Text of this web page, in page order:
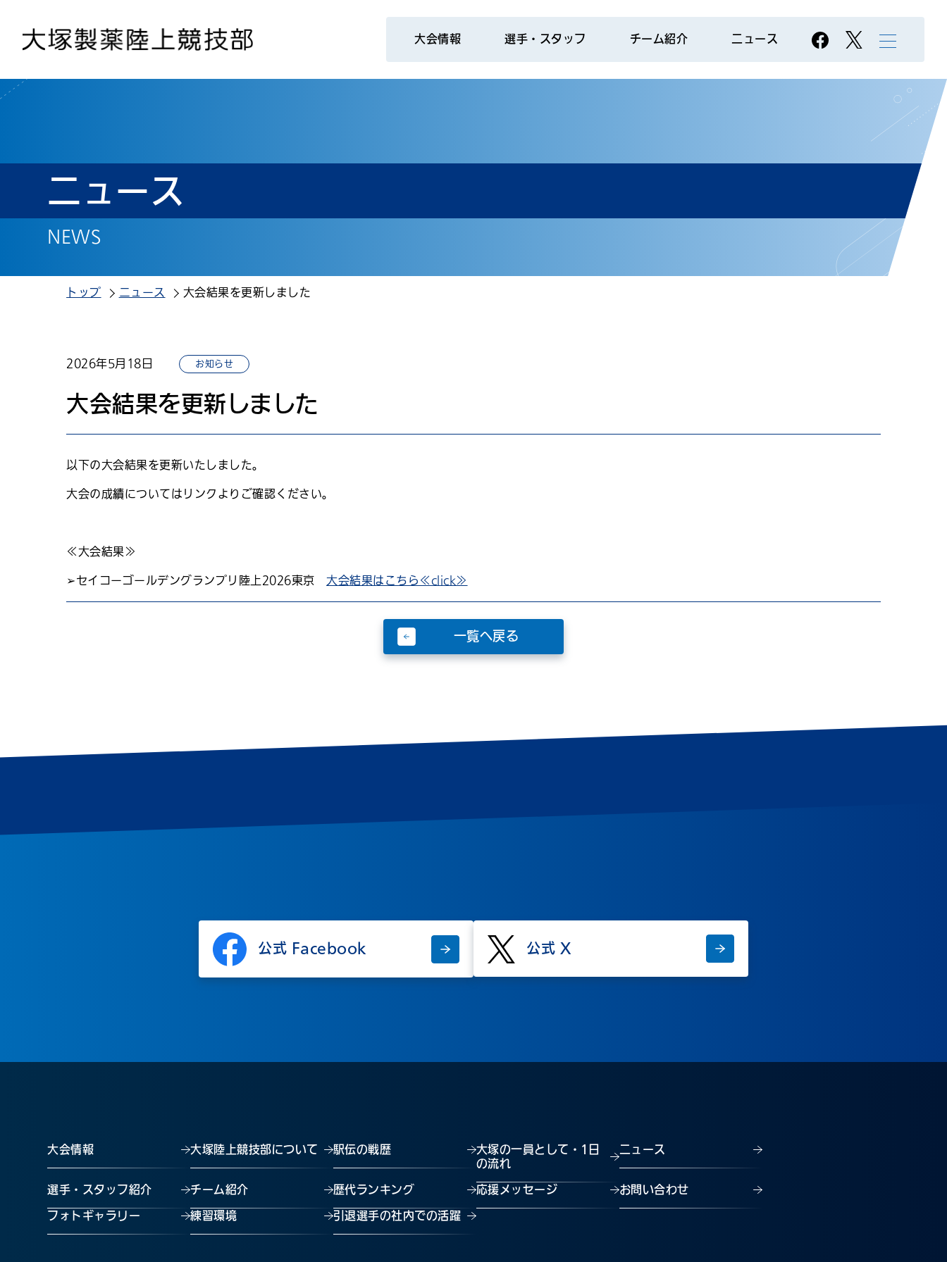
大会情報 選手・スタッフ チーム紹介 ニュース
ニュース
NEWS
トップ ニュース 大会結果を更新しました
2026年5月18日 お知らせ
大会結果を更新しました
以下の大会結果を更新いたしました。
大会の成績についてはリンクよりご確認ください。
≪大会結果≫
➢セイコーゴールデングランプリ陸上2026東京大会結果はこちら≪click≫
一覧へ戻る
公式 Facebook 公式 X
大会情報 大塚陸上競技部について 駅伝の戦歴
大塚の一員として・1日
の流れ
ニュース
選手・スタッフ紹介 チーム紹介 歴代ランキング 応援メッセージ
お問い合わせ
フォトギャラリー
練習環境 引退選手の社内での活躍